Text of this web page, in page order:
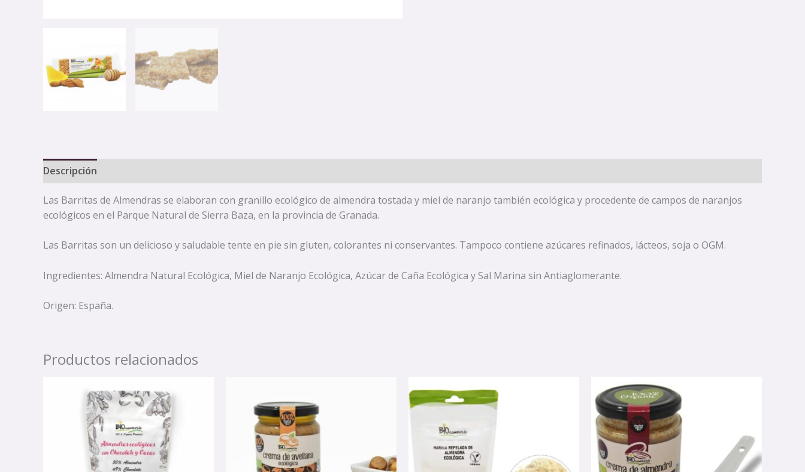
Descripción
Las Barritas de Almendras se elaboran con granillo ecológico de almendra tostada y miel de naranjo también ecológica y procedente de campos de naranjos
ecológicos en el Parque Natural de Sierra Baza, en la provincia de Granada.
Las Barritas son un delicioso y saludable tente en pie sin gluten, colorantes ni conservantes. Tampoco contiene azúcares refinados, lácteos, soja o OGM.
Ingredientes: Almendra Natural Ecológica, Miel de Naranjo Ecológica, Azúcar de Caña Ecológica y Sal Marina sin Antiaglomerante.
Origen: España.
Productos relacionados